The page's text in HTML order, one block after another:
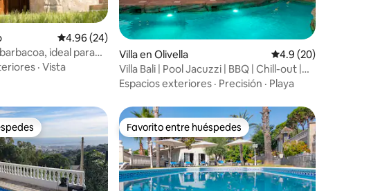
81 evaluaciones
Calificación promedio: 4.96 de 5; 24 evaluaciones
4.96 (24)
ideal para
· Vista
Villa en Olivella Calificación
4.9 (20)
Villa Bali | Pool Jacuzzi | BBQ | Chill-out |
Wifi
Espacios exteriores · Precisión · Playa
Favorito entre huéspedes
Favorito entre huéspedes